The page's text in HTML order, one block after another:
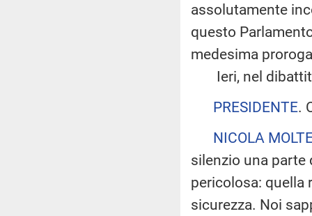
assolutamente
questo
medesima
Ieri, nel
PRESIDENTE.
NICOLA
silenzio una parte
pericolosa: quella
sicurezza. Noi